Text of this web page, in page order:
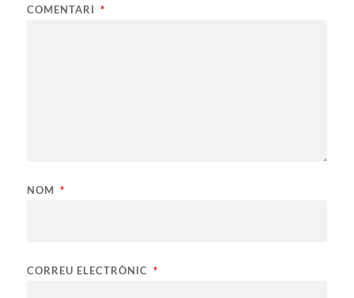
COMENTARI *
NOM *
CORREU ELECTRÒNIC *